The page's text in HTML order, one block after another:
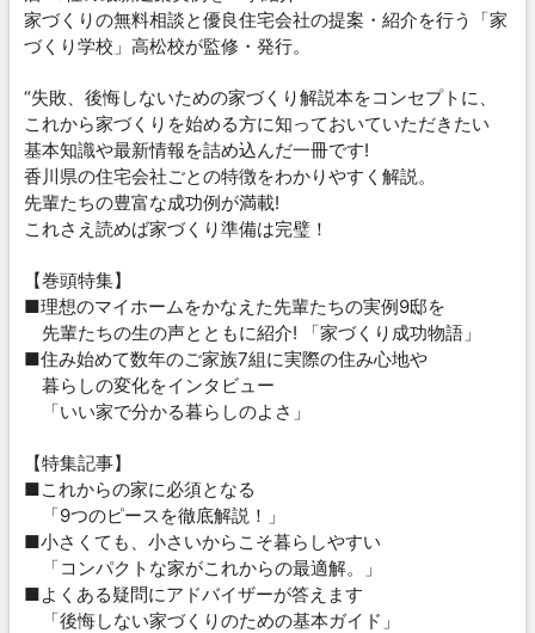
家づくりの無料相談と優良住宅会社の提案・紹介を行う「家
づくり学校」高松校が監修・発行。
“失敗、後悔しないための家づくり解説本をコンセプトに、
これから家づくりを始める方に知っておいていただきたい
基本知識や最新情報を詰め込んだ一冊です!
香川県の住宅会社ごとの特徴をわかりやすく解説。
先輩たちの豊富な成功例が満載!
これさえ読めば家づくり準備は完璧！
【巻頭特集】
■理想のマイホームをかなえた先輩たちの実例9邸を
先輩たちの生の声とともに紹介! 「家づくり成功物語」
■住み始めて数年のご家族7組に実際の住み心地や
暮らしの変化をインタビュー
「いい家で分かる暮らしのよさ」
【特集記事】
■これからの家に必須となる
「9つのピースを徹底解説！」
■小さくても、小さいからこそ暮らしやすい
「コンパクトな家がこれからの最適解。」
■よくある疑問にアドバイザーが答えます
「後悔しない家づくりのための基本ガイド」